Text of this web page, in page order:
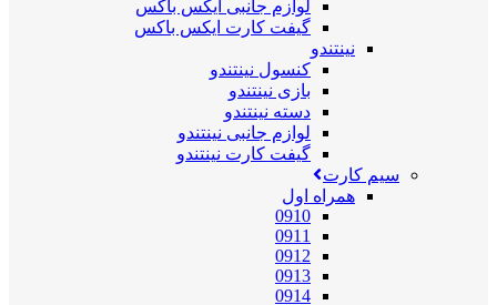
لوازم جانبی ایکس باکس
گیفت کارت ایکس باکس
نینتندو
کنسول نینتندو
بازی نینتندو
دسته نینتندو
لوازم جانبی نینتندو
گیفت کارت نینتندو
سیم کارت
همراه اول
0910
0911
0912
0913
0914